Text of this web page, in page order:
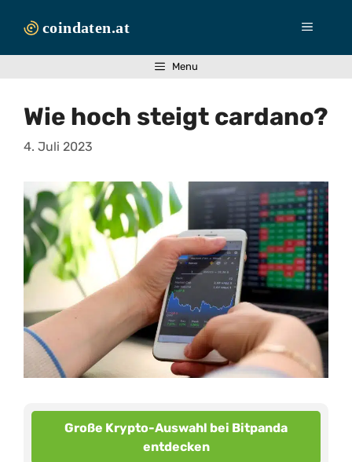
Inhalt
Menü
Menu
Wie hoch steigt cardano?
4. Juli 2023
Große Krypto-Auswahl bei Bitpanda
entdecken